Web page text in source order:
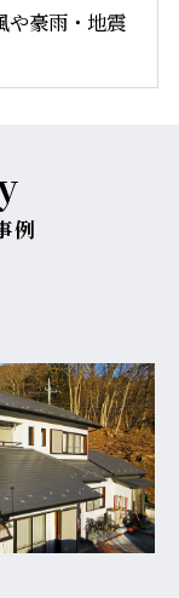
や豪雨・地震
例